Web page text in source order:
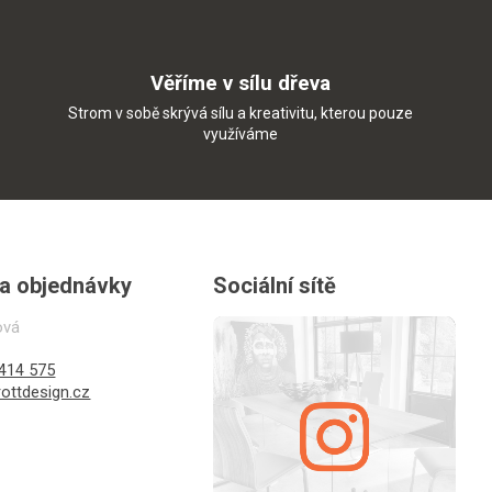
Věříme v sílu dřeva
Strom v sobě skrývá sílu a kreativitu, kterou pouze
využíváme
objednávky
575
Sociální sítě